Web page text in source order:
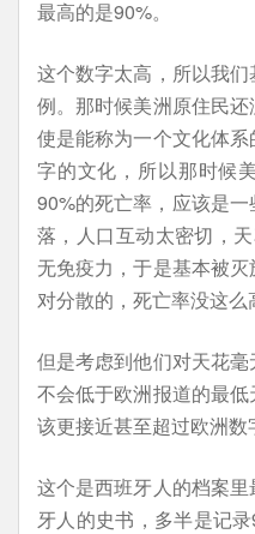
最高的是90%。
这个数字太高，所以我
例。那时候美洲原住民
使是能称为一个文化体
字的文化，所以那时候
90%的死亡率，应该是
落，人口互动太密切，
无免疫力，于是基本被
对分散的，死亡率没这么
但是考虑到他们对天花
不会低于欧洲报道的最
该更接近甚至超过欧洲数
这个是西班牙人的档案
牙人的史书，多半是记